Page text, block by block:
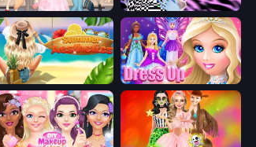
Anime Girls Dress Up Games Monsterella Fantasy Makeup
Summer Aesthetics Princess Dress Up